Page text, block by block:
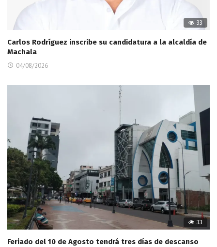
33
Carlos Rodríguez inscribe su candidatura a la alcaldía de
Machala
04/08/2026
33
Feriado del 10 de Agosto tendrá tres días de descanso